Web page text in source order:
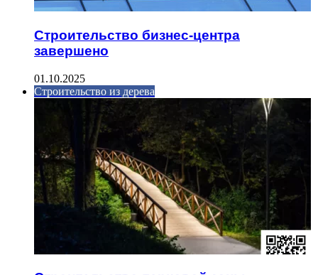
Строительство бизнес-центра
завершено
01.10.2025
Строительство из дерева